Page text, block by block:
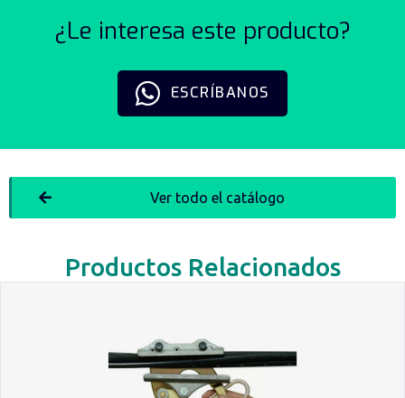
¿Le interesa este producto?
ESCRÍBANOS
Productos Relacionados
Ver todo el catálogo